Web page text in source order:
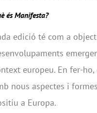
és Manifesta?
edició té com a
europeu. En fer-
nous aspectes i
a Europa.